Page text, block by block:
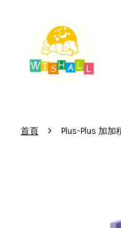
首頁 › Plus-Plus 加